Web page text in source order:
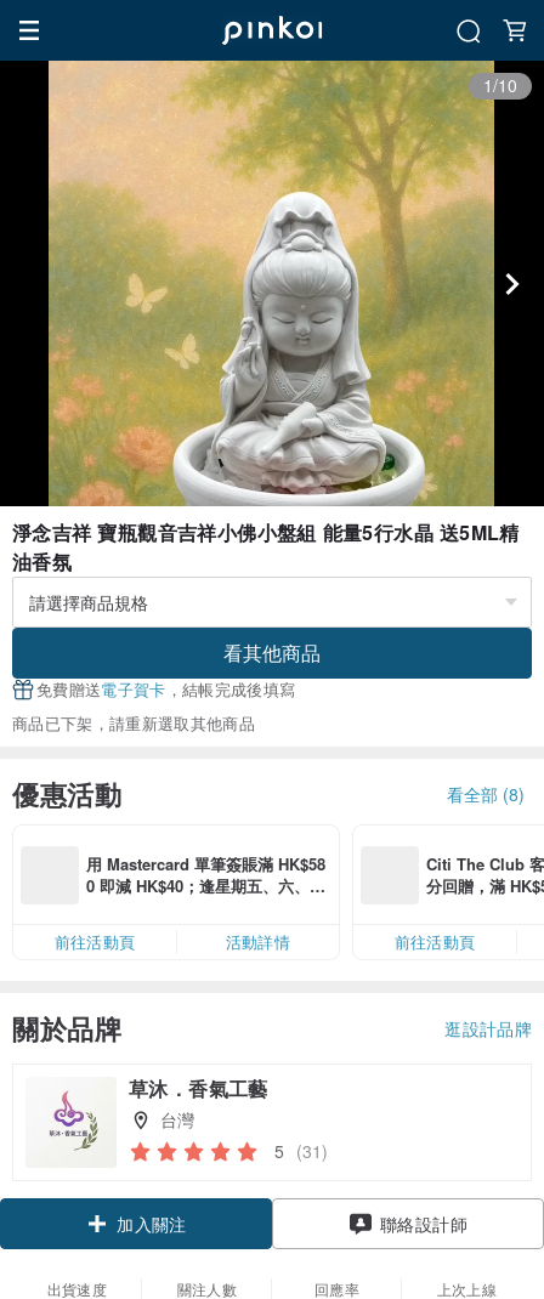
1/10
淨念吉祥 寶瓶觀音吉祥小佛小盤組 能量5行水晶 送5ML精
油香氛
看其他商品
免費贈送電子賀卡 ，結帳完成後填寫
商品已下架，請重新選取其他商品
優惠活動 看全部 (8)
用 Mastercard 單筆簽賬滿 HK$58
0 即減 HK$40；逢星期五、六、日
限，額滿即止，僅限「常用信用
卡」結帳）
前往活動頁 活動詳情
Citi The Club
分回贈，滿
前往活動頁
關於品牌 逛設計品牌
草沐．香氣工藝
台灣
5 (31)
加入關注
聯絡設計師
出貨速度
關注人數
回應率
上次上線